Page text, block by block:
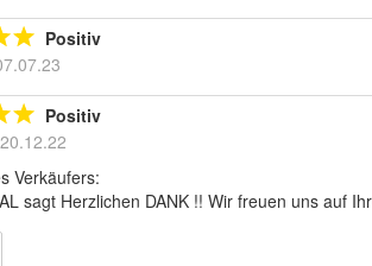
Positiv
Positiv
20.12.22
Verkäufers:
sagt Herzlichen DANK !! Wir freuen uns auf